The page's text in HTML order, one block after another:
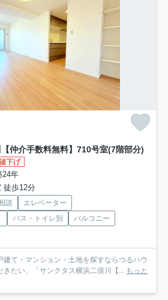
仲介手数料無料】 710号室(7階部分)
下げ
24年
徒歩12分
談
エレベーター
バス・トイレ別
バルコニー
建て・マンション・土地を探すならつるハウ
きたい、「サンクタス横浜二俣川【... もっと